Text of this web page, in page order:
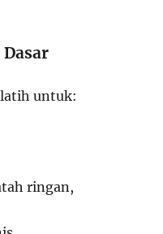
untuk:
ringan,